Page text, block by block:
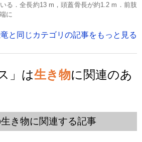
る．全長約13 m，頭蓋骨長が約1.2 m．前肢
に
と同じカテゴリの記事をもっと見る
」は生き物に関連のあ
き物に関連する記事